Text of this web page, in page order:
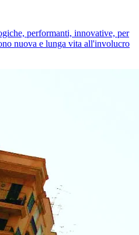
performanti, innovative, per
nuova e lunga vita all'involucro